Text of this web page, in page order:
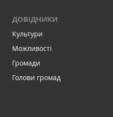
ДОВІДНИКИ
Культури
Можливості
Громади
Голови громад